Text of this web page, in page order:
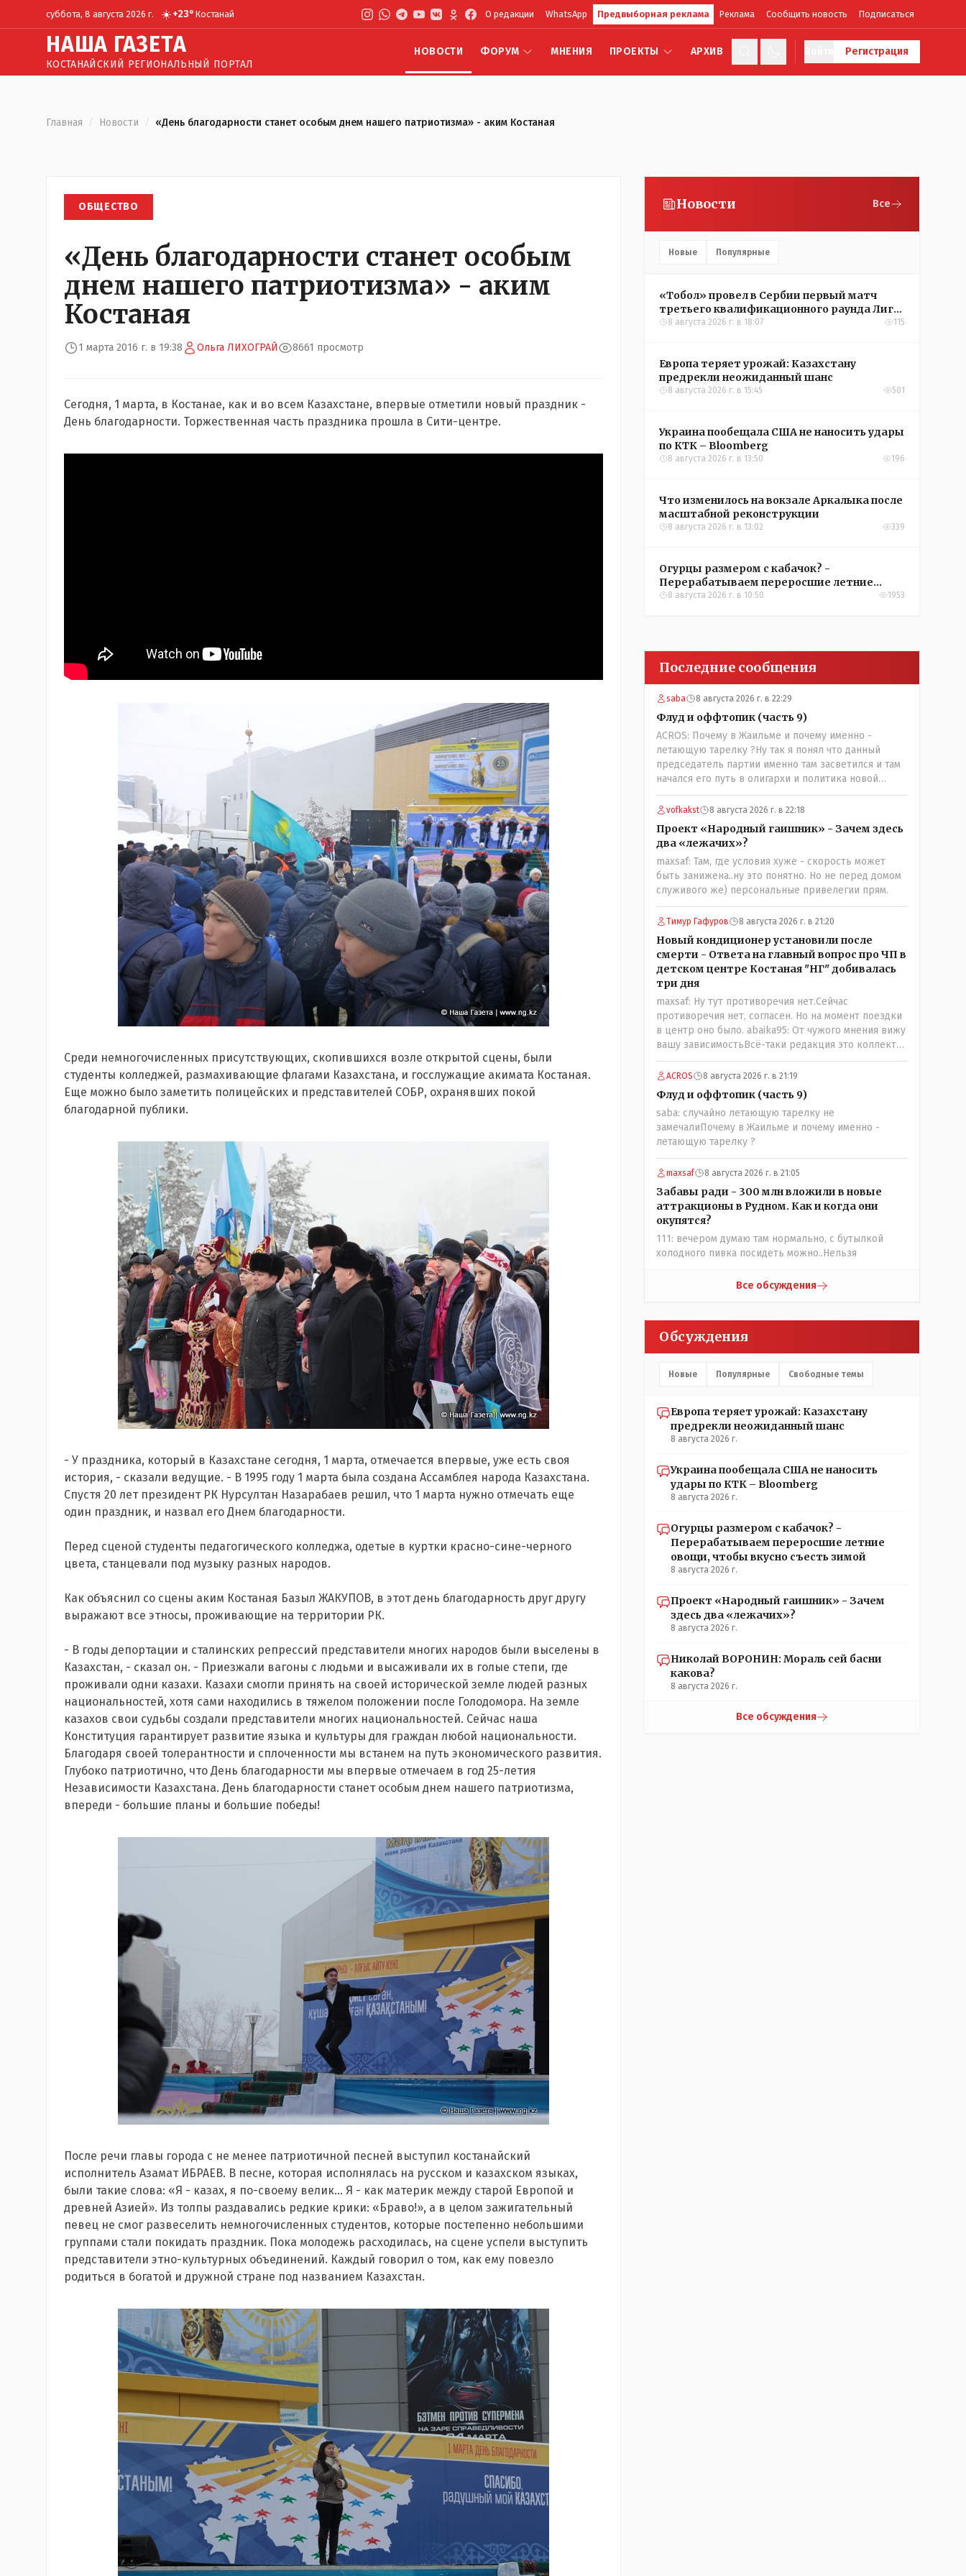
суббота, 8 августа 2026 г. ☀️+23° Костанай О редакции WhatsApp Предвыборная реклама Реклама Сообщить новость Подписаться
НАША ГАЗЕТА
КОСТАНАЙСКИЙ РЕГИОНАЛЬНЫЙ ПОРТАЛ
НОВОСТИ ФОРУМ МНЕНИЯ ПРОЕКТЫ АРХИВ Регистрация
Главная / Новости / «День благодарности станет особым днем нашего патриотизма» - аким Костаная
ОБЩЕСТВО
«День благодарности станет особым
днем нашего патриотизма» - аким
Костаная
1 марта 2016 г. в 19:38 Ольга ЛИХОГРАЙ 8661 просмотр
Сегодня, 1 марта, в Костанае, как и во всем Казахстане, впервые отметили новый праздник -
День благодарности. Торжественная часть праздника прошла в Сити-центре.
Среди немногочисленных присутствующих, скопившихся возле открытой сцены, были
студенты колледжей, размахивающие флагами Казахстана, и госслужащие акимата Костаная.
Еще можно было заметить полицейских и представителей СОБР, охранявших покой
благодарной публики.
- У праздника, который в Казахстане сегодня, 1 марта, отмечается впервые, уже есть своя
история, - сказали ведущие. - В 1995 году 1 марта была создана Ассамблея народа Казахстана.
Спустя 20 лет президент РК Нурсултан Назарабаев решил, что 1 марта нужно отмечать еще
один праздник, и назвал его Днем благодарности.
Перед сценой студенты педагогического колледжа, одетые в куртки красно-сине-черного
цвета, станцевали под музыку разных народов.
Как объяснил со сцены аким Костаная Базыл ЖАКУПОВ, в этот день благодарность друг другу
выражают все этносы, проживающие на территории РК.
- В годы депортации и сталинских репрессий представители многих народов были выселены в
Казахстан, - сказал он. - Приезжали вагоны с людьми и высаживали их в голые степи, где
проживали одни казахи. Казахи смогли принять на своей исторической земле людей разных
национальностей, хотя сами находились в тяжелом положении после Голодомора. На земле
казахов свои судьбы создали представители многих национальностей. Сейчас наша
Конституция гарантирует развитие языка и культуры для граждан любой национальности.
Благодаря своей толерантности и сплоченности мы встанем на путь экономического развития.
Глубоко патриотично, что День благодарности мы впервые отмечаем в год 25-летия
Независимости Казахстана. День благодарности станет особым днем нашего патриотизма,
впереди - большие планы и большие победы!
После речи главы города с не менее патриотичной песней выступил костанайский
исполнитель Азамат ИБРАЕВ. В песне, которая исполнялась на русском и казахском языках,
были такие слова: «Я - казах, я по-своему велик... Я - как материк между старой Европой и
древней Азией». Из толпы раздавались редкие крики: «Браво!», а в целом зажигательный
певец не смог развеселить немногочисленных студентов, которые постепенно небольшими
группами стали покидать праздник. Пока молодежь расходилась, на сцене успели выступить
представители этно-культурных объединений. Каждый говорил о том, как ему повезло
родиться в богатой и дружной стране под названием Казахстан.
Новости Все
Новые Популярные
«Тобол» провел в Сербии первый матч
третьего квалификационного раунда Лиги
конференций УЕФА
8 августа 2026 г. в 18:07 115
Европа теряет урожай: Казахстану
предрекли неожиданный шанс
8 августа 2026 г. в 15:45 501
Украина пообещала США не наносить удары
по КТК – Bloomberg
8 августа 2026 г. в 13:50 196
Что изменилось на вокзале Аркалыка после
масштабной реконструкции
8 августа 2026 г. в 13:02 339
Огурцы размером с кабачок? -
Перерабатываем переросшие летние
овощи, чтобы вкусно съесть зимой
8 августа 2026 г. в 10:50 1953
Последние сообщения
saba 8 августа 2026 г. в 22:29
Флуд и оффтопик (часть 9)
ACROS: Почему в Жаильме и почему именно -
летающую тарелку ?Ну так я понял что данный
председатель партии именно там засветился и там
начался его путь в олигархи и политика новой
формации . который не стесняется указать
президенту на необходимость скорого ухода! А
летающая тарелка, потому что ещё не было в
истории независимого Казахстана депутата который
что то указывал бы действующему президенту, не
иначе инопланетянин, ну а на чём инопланетяне
передвигаются?
vofkakst 8 августа 2026 г. в 22:18
Проект «Народный гаишник» - Зачем здесь
два «лежачих»?
maxsaf: Там, где условия хуже - скорость может
быть занижена..ну это понятно. Но не перед домом
служивого же) персональные привелегии прям.
Тимур Гафуров 8 августа 2026 г. в 21:20
Новый кондиционер установили после
смерти - Ответа на главный вопрос про ЧП в
детском центре Костаная "НГ" добивалась
три дня
maxsaf: Ну тут противоречия нет.Сейчас
противоречия нет, согласен. Но на момент поездки
в центр оно было. abaika95: От чужого мнения вижу
вашу зависимостьВсё-таки редакция это коллектив
и дабы сохранить профессиональное лицо можно
было бы и указать Общественному объединению на
не корректность высказываний о вас в том тоне в
котором была та публикация.В комментарии от ОО
было и мнение, и факт. На мнение я ответил там же.
В том же тоне отвечать не намерен, но акценты
расставил. А вот факт нужно было проверить. Что
мы и сделали. И если это вы называете
зависимостью, то у меня другое представление об
этом термине.
ACROS 8 августа 2026 г. в 21:19
Флуд и оффтопик (часть 9)
saba: случайно летающую тарелку не
замечалиПочему в Жаильме и почему именно -
летающую тарелку ?
maxsaf 8 августа 2026 г. в 21:05
Забавы ради - 300 млн вложили в новые
аттракционы в Рудном. Как и когда они
окупятся?
111: вечером думаю там нормально, с бутылкой
холодного пивка посидеть можно..Нельзя
Все обсуждения
Обсуждения
Новые Популярные Свободные темы
Европа теряет урожай: Казахстану
предрекли неожиданный шанс
8 августа 2026 г.
Украина пообещала США не наносить
удары по КТК – Bloomberg
8 августа 2026 г.
Огурцы размером с кабачок? -
Перерабатываем переросшие летние
овощи, чтобы вкусно съесть зимой
8 августа 2026 г.
Проект «Народный гаишник» - Зачем
здесь два «лежачих»?
8 августа 2026 г.
Николай ВОРОНИН: Мораль сей басни
какова?
8 августа 2026 г.
Все обсуждения